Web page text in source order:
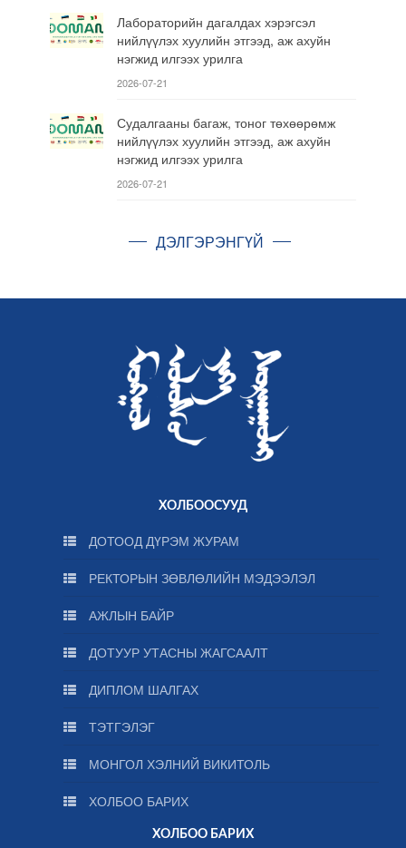
Лабораторийн дагалдах хэрэгсэл
нийлүүлэх хуулийн этгээд, аж ахуйн
нэгжид илгээх урилга
2026-07-21
Судалгааны багаж, тоног төхөөрөмж
нийлүүлэх хуулийн этгээд, аж ахуйн
нэгжид илгээх урилга
2026-07-21
ДЭЛГЭРЭНГҮЙ
ХОЛБООСУУД
ДОТООД ДҮРЭМ ЖУРАМ
РЕКТОРЫН ЗӨВЛӨЛИЙН МЭДЭЭЛЭЛ
АЖЛЫН БАЙР
ДОТУУР УТАСНЫ ЖАГСААЛТ
ДИПЛОМ ШАЛГАХ
ТЭТГЭЛЭГ
МОНГОЛ ХЭЛНИЙ ВИКИТОЛЬ
ХОЛБОО БАРИХ
ХОЛБОО БАРИХ